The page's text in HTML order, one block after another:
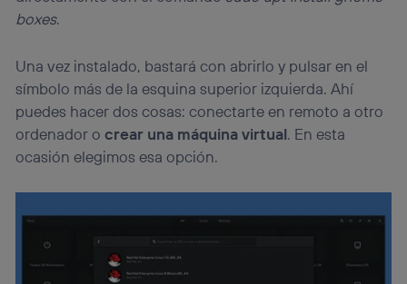
boxes.
Una vez instalado, bastará con abrirlo y pulsar en el
símbolo más de la esquina superior izquierda. Ahí
puedes hacer dos cosas: conectarte en remoto a otro
ordenador ocrear una máquina virtual. En esta
ocasión elegimos esa opción.